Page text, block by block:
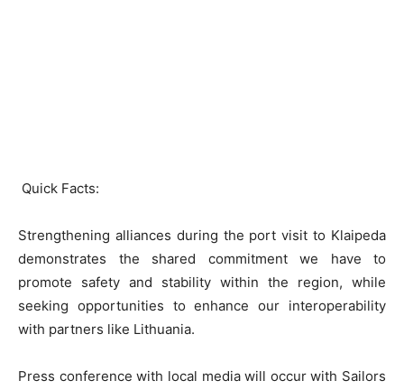
Quick Facts:
Strengthening alliances during the port visit to Klaipeda
demonstrates the shared commitment we have to
promote safety and stability within the region, while
seeking opportunities to enhance our interoperability
with partners like Lithuania.
Press conference with local media will occur with Sailors